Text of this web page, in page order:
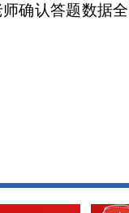
确认答题数据